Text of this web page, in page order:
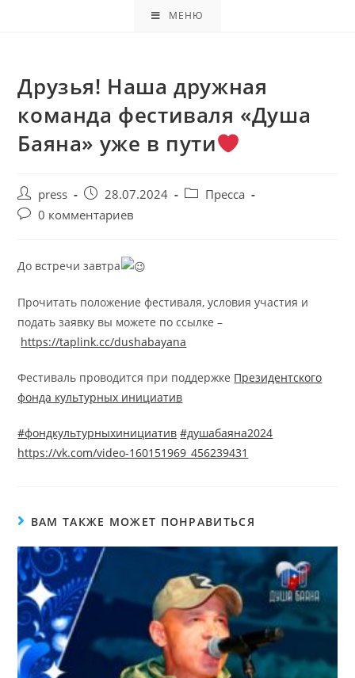
МЕНЮ
Друзья! Наша дружная
команда фестиваля «Душа
Баяна» уже в пути
press 28.07.2024
Пресса
0 комментариев
До встречи завтра
Прочитать положение фестиваля, условия участия и
подать заявку вы можете по ссылке –
https://taplink.cc/dushabayana
Фестиваль проводится при поддержке Президентского
фонда культурных инициатив
#фондкультурныхинициатив #душабаяна2024
https://vk.com/video-160151969_456239431
ВАМ ТАКЖЕ МОЖЕТ ПОНРАВИТЬСЯ